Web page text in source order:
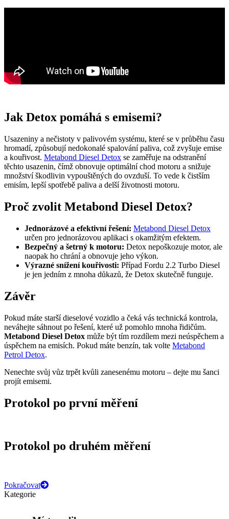
Jak Detox pomáhá s emisemi?
Usazeniny a nečistoty v palivovém systému, které se v průběhu času
hromadí, způsobují nedokonalé spalování paliva, což zvyšuje emise
a kouřivost. Metabond Diesel Detox se zaměřuje na odstranění
těchto usazenin, čímž obnovuje optimální chod motoru a snižuje
množství škodlivin vypouštěných do ovzduší. To vede k čistším
emisím, lepší spotřebě paliva a delší životnosti motoru.
Proč zvolit Metabond Diesel Detox?
Jednorázové a efektivní řešení: Metabond Diesel Detox
určen pro jednorázovou aplikaci s okamžitým efektem.
Bezpečný a šetrný k motoru: Detox nepoškozuje motor, ale
naopak ho chrání a obnovuje jeho výkon.
Výrazné snížení kouřivosti: Případ Fordu 2.2 Turbo Diesel
je jen jedním z mnoha důkazů, že Detox skutečně funguje.
Závěr
Pokud máte starší dieselové vozidlo a čeká vás technická kontrola,
neváhejte sáhnout po řešení, které už pomohlo mnoha řidičům.
Metabond Diesel Detox může být tím rozdílem mezi neúspěchem a
úspěchem na emisích. Pokud máte benzín, tak volte Metabond
Petrol Detox.
Nenechte svůj vůz trpět kvůli zanesenému motoru – dejte mu šanci
projít emisemi.
Protokol po první měření
Protokol po druhém měření
Pokračovat
Kategorie